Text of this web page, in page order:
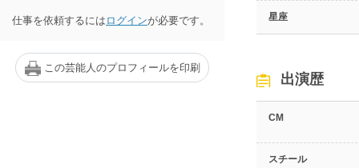
仕事を依頼するには ログインが必要です。
この芸能人のプロフィールを印刷
星座
出演歴
CM
スチール